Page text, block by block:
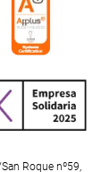
Roque nº59,